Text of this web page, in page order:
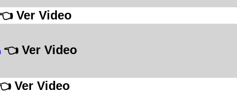
Ver Video
👈 Ver Video
Ver Video